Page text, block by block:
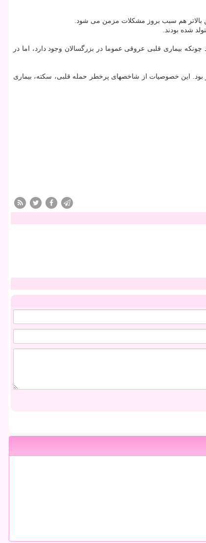
بالاتر هم سبب بروز مشكلات مزمن می شود.
بیماری قلبی عروقی عموما در بزرگسالان وجود دارد، اما در
بود. این خصوصیات از شاخصهای پرخطر حمله قلبی، سكته، بیماری